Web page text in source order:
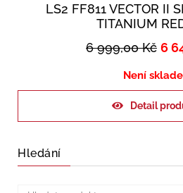
LS2 FF811 VECTOR II
TITANIUM
6 999,00Kč 6
Není
Detail
Hledání